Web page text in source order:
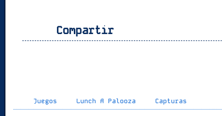
Compartir
Juegos Lunch A Palooza Capturas